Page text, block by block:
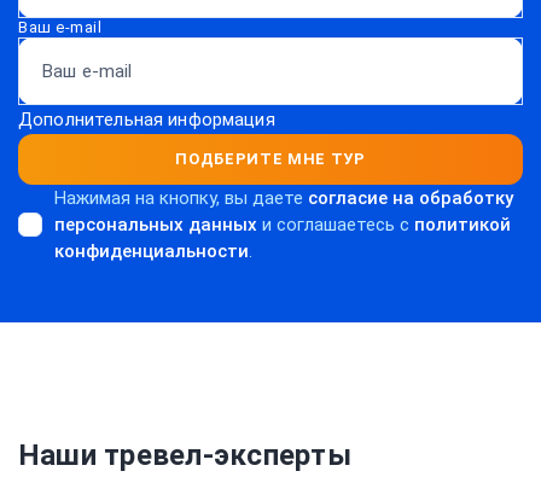
Ваш e-mail
Дополнительная информация
ПОДБЕРИТЕ МНЕ ТУР
Нажимая на кнопку, вы даете согласие на обработку
персональных данных и соглашаетесь c политикой
конфиденциальности.
Наши тревел-эксперты